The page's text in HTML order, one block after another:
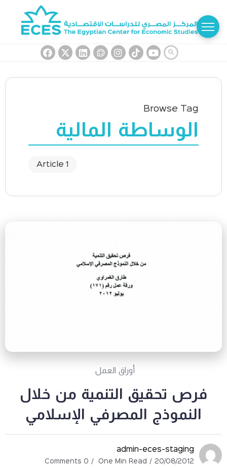
Browse Tag
الوساطة المالية
1 Article
أوراق العمل
فرص تحقيق التنمية من خلال
النموذج المصرفي الإسلامي
admin-eces-staging
20/08/2012
One Min Read
0 Comments